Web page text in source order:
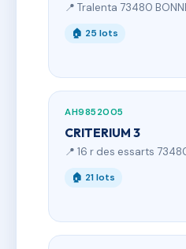
📍 Tralenta 73480
🏠 25 lots
AH9852005
CRITERIUM 3
📍 16 r des essarts
🏠 21 lots